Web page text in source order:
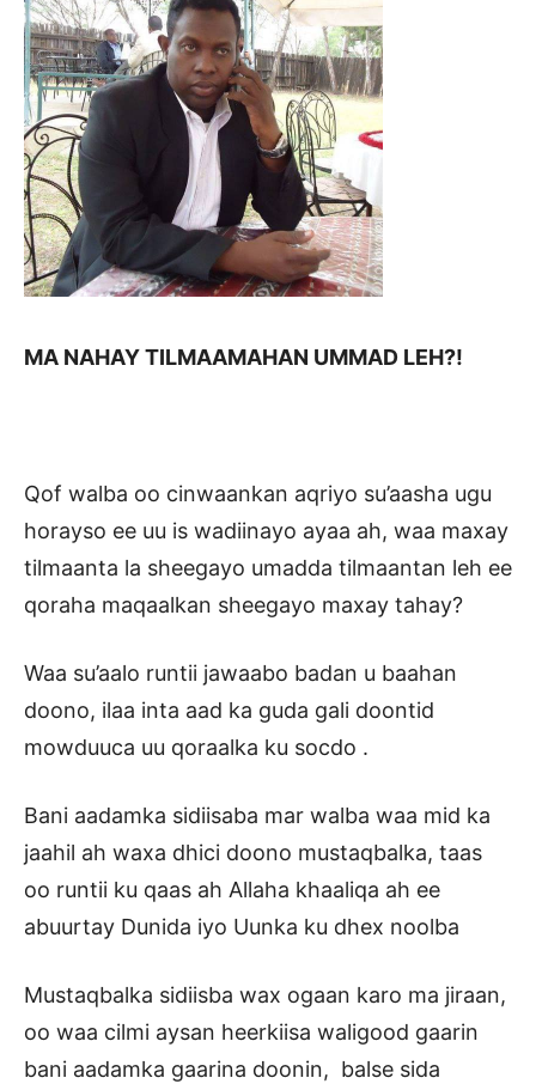
MA NAHAY TILMAAMAHAN UMMAD LEH?!
Qof walba oo cinwaankan aqriyo su’aasha ugu
horayso ee uu is wadiinayo ayaa ah, waa maxay
tilmaanta la sheegayo umadda tilmaantan leh ee
qoraha maqaalkan sheegayo maxay tahay?
Waa su’aalo runtii jawaabo badan u baahan
doono, ilaa inta aad ka guda gali doontid
mowduuca uu qoraalka ku socdo .
Bani aadamka sidiisaba mar walba waa mid ka
jaahil ah waxa dhici doono mustaqbalka, taas
oo runtii ku qaas ah Allaha khaaliqa ah ee
abuurtay Dunida iyo Uunka ku dhex noolba
Mustaqbalka sidiisba wax ogaan karo ma jiraan,
oo waa cilmi aysan heerkiisa waligood gaarin
bani aadamka gaarina doonin, balse sida